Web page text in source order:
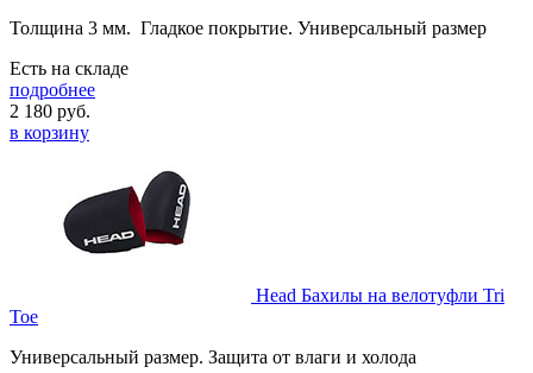
Толщина 3 мм. Гладкое покрытие. Универсальный размер
Есть на складе
подробнее
2 180 руб.
в корзину
Head Бахилы на велотуфли Tri
Toe
Универсальный размер. Защита от влаги и холода